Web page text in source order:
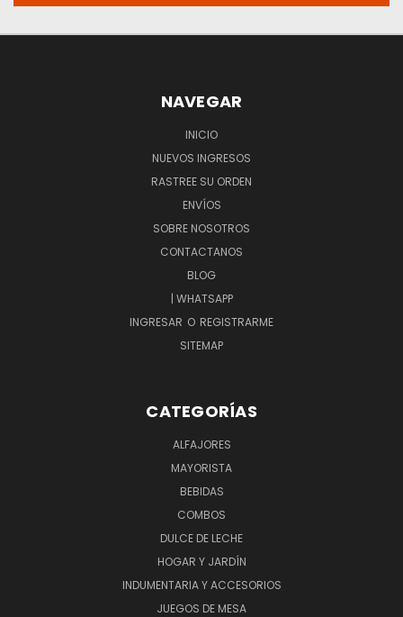
NAVEGAR
INICIO
NUEVOS INGRESOS
RASTREE SU ORDEN
ENVÍOS
SOBRE NOSOTROS
CONTACTANOS
BLOG
| WHATSAPP
INGRESAR O REGISTRARME
SITEMAP
CATEGORÍAS
ALFAJORES
MAYORISTA
BEBIDAS
COMBOS
DULCE DE LECHE
HOGAR Y JARDÍN
INDUMENTARIA Y ACCESORIOS
JUEGOS DE MESA